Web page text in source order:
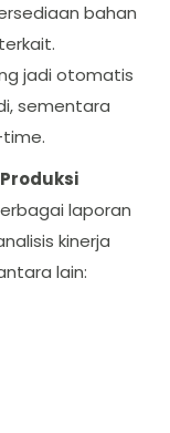
bahan
jadi otomatis
sementara
laporan
kinerja
lain: